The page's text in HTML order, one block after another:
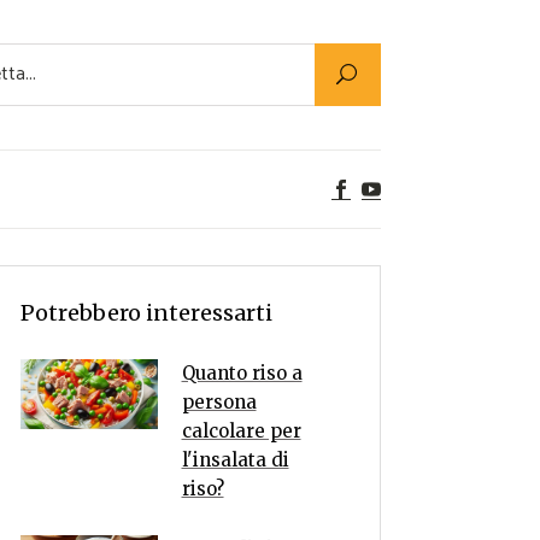
Utility
Alimenti
Rumors
Potrebbero interessarti
Quanto riso a
persona
calcolare per
l'insalata di
riso?